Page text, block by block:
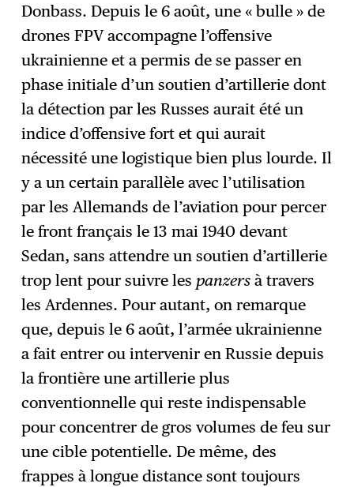
Donbass. Depuis le 6 août, une « bulle » de
drones FPV accompagne l’offensive
ukrainienne et a permis de se passer en
phase initiale d’un soutien d’artillerie dont
la détection par les Russes aurait été un
indice d’offensive fort et qui aurait
nécessité une logistique bien plus lourde. Il
y a un certain parallèle avec l’utilisation
par les Allemands de l’aviation pour percer
le front français le 13 mai 1940 devant
Sedan, sans attendre un soutien d’artillerie
trop lent pour suivre les panzers à travers
les Ardennes. Pour autant, on remarque
que, depuis le 6 août, l’armée ukrainienne
a fait entrer ou intervenir en Russie depuis
la frontière une artillerie plus
conventionnelle qui reste indispensable
pour concentrer de gros volumes de feu sur
une cible potentielle. De même, des
frappes à longue distance sont toujours